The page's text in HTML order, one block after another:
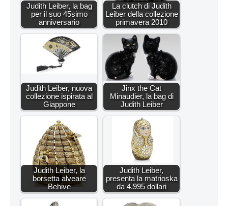
Judith Leiber, la bag
per il suo 45simo
anniversario
La clutch di Judith
Leiber della collezione
primavera 2010
Judith Leiber, nuova
collezione ispirata al
Giappone
Jinx the Cat
Minaudier, la bag di
Judith Leiber
Judith Leiber, la
borsetta alveare
Behive
Judith Leiber,
presenta la matrioska
da 4.995 dollari